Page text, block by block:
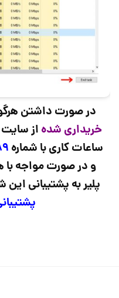
در صورت داشتن
خریداری شده از سایت
ساعات کاری با شماره
و در صورت مواجه با
پلیر به پشتیبانی